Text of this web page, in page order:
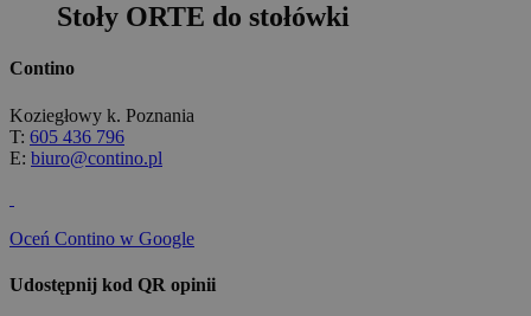
Stoły ORTE do stołówki
Contino
Koziegłowy k. Poznania
T: 605 436 796
E: biuro@contino.pl
Oceń Contino w Google
Udostępnij kod QR opinii